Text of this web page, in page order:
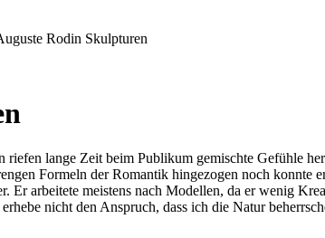
Rodin Skulpturen
lange Zeit beim Publikum gemischte Gefühle
Formeln der Romantik hingezogen noch
Er arbeitete meistens nach Modellen, da er wenig
nicht den Anspruch, dass ich die Natur